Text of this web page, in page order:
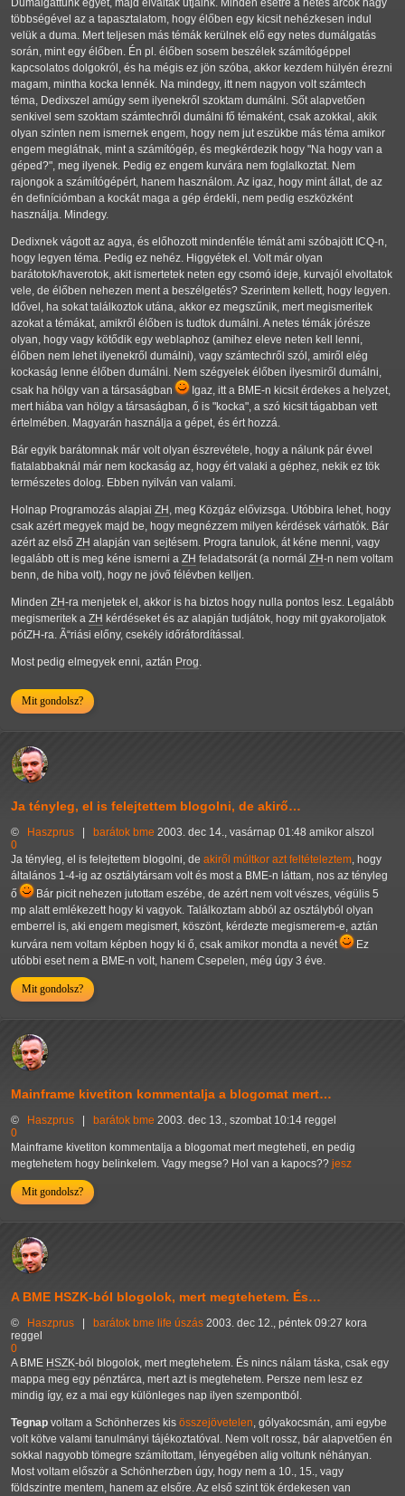
Dumálgattunk egyet, majd elváltak útjaink. Minden esetre a netes arcok nagy
többségével az a tapasztalatom, hogy élőben egy kicsit nehézkesen indul
velük a duma. Mert teljesen más témák kerülnek elő egy netes dumálgatás
során, mint egy élőben. Én pl. élőben sosem beszélek számítógéppel
kapcsolatos dolgokról, és ha mégis ez jön szóba, akkor kezdem hülyén érezni
magam, mintha kocka lennék. Na mindegy, itt nem nagyon volt számtech
téma, Dedixszel amúgy sem ilyenekről szoktam dumálni. Sőt alapvetően
senkivel sem szoktam számtechről dumálni fő témaként, csak azokkal, akik
olyan szinten nem ismernek engem, hogy nem jut eszükbe más téma amikor
engem meglátnak, mint a számítógép, és megkérdezik hogy "Na hogy van a
géped?", meg ilyenek. Pedig ez engem kurvára nem foglalkoztat. Nem
rajongok a számítógépért, hanem használom. Az igaz, hogy mint állat, de az
én definíciómban a kockát maga a gép érdekli, nem pedig eszközként
használja. Mindegy.
Dedixnek vágott az agya, és előhozott mindenféle témát ami szóbajött ICQ-n,
hogy legyen téma. Pedig ez nehéz. Higgyétek el. Volt már olyan
barátotok/haverotok, akit ismertetek neten egy csomó ideje, kurvajól elvoltatok
vele, de élőben nehezen ment a beszélgetés? Szerintem kellett, hogy legyen.
Idővel, ha sokat találkoztok utána, akkor ez megszűnik, mert megismeritek
azokat a témákat, amikről élőben is tudtok dumálni. A netes témák jórésze
olyan, hogy vagy kötődik egy weblaphoz (amihez eleve neten kell lenni,
élőben nem lehet ilyenekről dumálni), vagy számtechről szól, amiről elég
kockaság lenne élőben dumálni. Nem szégyelek élőben ilyesmiről dumálni,
csak ha hölgy van a társaságban
Igaz, itt a BME-n kicsit érdekes a helyzet,
mert hiába van hölgy a társaságban, ő is "kocka", a szó kicsit tágabban vett
értelmében. Magyarán használja a gépet, és ért hozzá.
Bár egyik barátomnak már volt olyan észrevétele, hogy a nálunk pár évvel
fiatalabbaknál már nem kockaság az, hogy ért valaki a géphez, nekik ez tök
természetes dolog. Ebben nyilván van valami.
Holnap Programozás alapjai ZH, meg Közgáz elővizsga. Utóbbira lehet, hogy
csak azért megyek majd be, hogy megnézzem milyen kérdések várhatók. Bár
azért az első ZH alapján van sejtésem. Progra tanulok, át kéne menni, vagy
legalább ott is meg kéne ismerni a ZH feladatsorát (a normál ZH-n nem voltam
benn, de hiba volt), hogy ne jövő félévben kelljen.
Minden ZH-ra menjetek el, akkor is ha biztos hogy nulla pontos lesz. Legalább
megismeritek a ZH kérdéseket és az alapján tudjátok, hogy mit gyakoroljatok
pótZH-ra. Ã“riási előny, csekély időráfordítással.
Most pedig elmegyek enni, aztán Prog.
Mit gondolsz?
Ja tényleg, el is felejtettem blogolni, de akirő…
© Haszprus barátok bme 2003. dec 14., vasárnap 01:48 amikor alszol
0
Ja tényleg, el is felejtettem blogolni, de akiről múltkor azt feltételeztem, hogy
általános 1-4-ig az osztálytársam volt és most a BME-n láttam, nos az tényleg
ő
Bár picit nehezen jutottam eszébe, de azért nem volt vészes, végülis 5
mp alatt emlékezett hogy ki vagyok. Találkoztam abból az osztályból olyan
emberrel is, aki engem megismert, köszönt, kérdezte megismerem-e, aztán
kurvára nem voltam képben hogy ki ő, csak amikor mondta a nevét
Ez
utóbbi eset nem a BME-n volt, hanem Csepelen, még úgy 3 éve.
Mit gondolsz?
Mainframe kivetiton kommentalja a blogomat mert…
© Haszprus barátok bme 2003. dec 13., szombat 10:14 reggel
0
Mainframe kivetiton kommentalja a blogomat mert megteheti, en pedig
megtehetem hogy belinkelem. Vagy megse? Hol van a kapocs?? jesz
Mit gondolsz?
A BME HSZK-ból blogolok, mert megtehetem. És…
© Haszprus barátok bme life úszás 2003. dec 12., péntek 09:27 kora
reggel
0
A BME HSZK-ból blogolok, mert megtehetem. És nincs nálam táska, csak egy
mappa meg egy pénztárca, mert azt is megtehetem. Persze nem lesz ez
mindig így, ez a mai egy különleges nap ilyen szempontból.
Tegnap voltam a Schönherzes kis összejövetelen, gólyakocsmán, ami egybe
volt kötve valami tanulmányi tájékoztatóval. Nem volt rossz, bár alapvetően én
sokkal nagyobb tömegre számítottam, lényegében alig voltunk néhányan.
Most voltam először a Schönherzben úgy, hogy nem a 10., 15., vagy
földszintre mentem, hanem az elsőre. Az első szint tök érdekesen van